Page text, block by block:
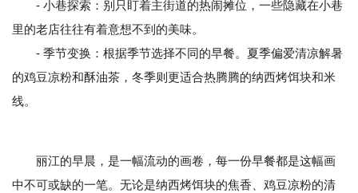
- 小巷探索：别只盯着主街道的热闹摊位，一些隐藏在小巷
里的老店往往有着意想不到的美味。
- 季节变换：根据季节选择不同的早餐。夏季偏爱清凉解暑
的鸡豆凉粉和酥油茶，冬季则更适合热腾腾的纳西烤饵块和米
线。
丽江的早晨，是一幅流动的画卷，每一份早餐都是这幅画
中不可或缺的一笔。无论是纳西烤饵块的焦香、鸡豆凉粉的清